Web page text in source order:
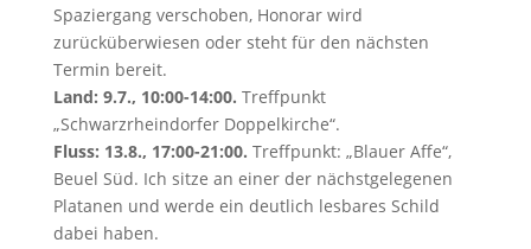
Spaziergang verschoben, Honorar wird
zurücküberwiesen oder steht für den nächsten
Termin bereit.
Land: 9.7., 10:00-14:00. Treffpunkt
„Schwarzrheindorfer Doppelkirche“.
Fluss: 13.8., 17:00-21:00. Treffpunkt: „Blauer Affe“,
Beuel Süd. Ich sitze an einer der nächstgelegenen
Platanen und werde ein deutlich lesbares Schild
dabei haben.